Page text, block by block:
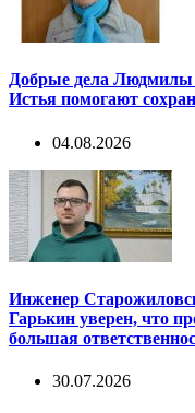
Добрые дела Людмилы
Истья помогают
04.08.2026
Инженер
Гарькин уверен, что
большая
30.07.2026